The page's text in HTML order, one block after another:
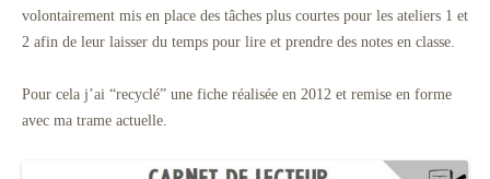
volontairement mis en place des tâches plus courtes pour les ateliers 1 et
2 afin de leur laisser du temps pour lire et prendre des notes en classe.
Pour cela j’ai “recyclé” une fiche réalisée en 2012 et remise en forme
avec ma trame actuelle.